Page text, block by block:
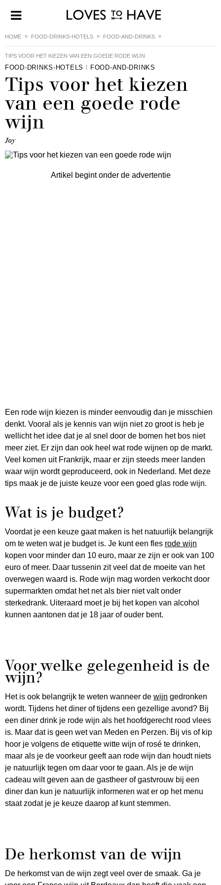
HOME FOOD-DRINKS-HOTELS FOOD-AND-DRINKS
TIPS VOOR HET KIEZEN VAN EEN GOEDE RODE WIJN
FOOD-DRINKS-HOTELS FOOD-AND-DRINKS
Tips voor het kiezen
van een goede rode
wijn
Joy
Artikel begint onder de advertentie
Een rode wijn kiezen is minder eenvoudig dan je misschien
denkt. Vooral als je kennis van wijn niet zo groot is heb je
wellicht het idee dat je al snel door de bomen het bos niet
meer ziet. Er zijn dan ook heel wat rode wijnen op de markt.
Veel komen uit Frankrijk, maar er zijn steeds meer landen
waar wijn wordt geproduceerd, ook in Nederland. Met deze
tips maak je de juiste keuze voor een goed glas rode wijn.
Wat is je budget?
Voordat je een keuze gaat maken is het natuurlijk belangrijk
om te weten wat je budget is. Je kunt een fles rode wijn
kopen voor minder dan 10 euro, maar ze zijn er ook van 100
euro of meer. Daar tussenin zit veel dat de moeite van het
overwegen waard is. Rode wijn mag worden verkocht door
supermarkten omdat het net als bier niet valt onder
sterkedrank. Uiteraard moet je bij het kopen van alcohol
kunnen aantonen dat je 18 jaar of ouder bent.
Voor welke gelegenheid is de
wijn?
Het is ook belangrijk te weten wanneer de wijn gedronken
wordt. Tijdens het diner of tijdens een gezellige avond? Bij
een diner drink je rode wijn als het hoofdgerecht rood vlees
is. Maar dat is geen wet van Meden en Perzen. Bij vis of kip
hoor je volgens de etiquette witte wijn of rosé te drinken,
maar als je de voorkeur geeft aan rode wijn dan houdt niets
je natuurlijk tegen om daar voor te gaan. Als je de wijn
cadeau wilt geven aan de gastheer of gastvrouw bij een
diner dan kun je natuurlijk informeren wat er op het menu
staat zodat je je keuze daarop af kunt stemmen.
De herkomst van de wijn
De herkomst van de wijn zegt veel over de smaak. Ga je